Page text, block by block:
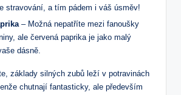
stravování, a tím pádem i váš úsměv!
– Možná nepatříte mezi fanoušky
ale červená paprika je jako malý
dásně.
základy silných zubů leží v potravinách
chutnají fantasticky,⁤ ale především